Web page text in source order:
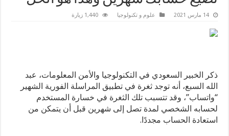
14 مارس 2021 علوم و تكنولوجيا 1,440 زيارة
ذكر الخبير السعودي في التكنولوجيا والأمن المعلومات، عبد
الله السبع، أنه توجد ثغرة في تطبيق المراسلة الفورية الشهير
“واتساب”، وقد تتسبب تلك الثغرة في خسارة المستخدم
لحسابه الشخصي لمدة تصل إلى شهرين قبل أن يتمكن من
استعادة الحساب مجددًا.